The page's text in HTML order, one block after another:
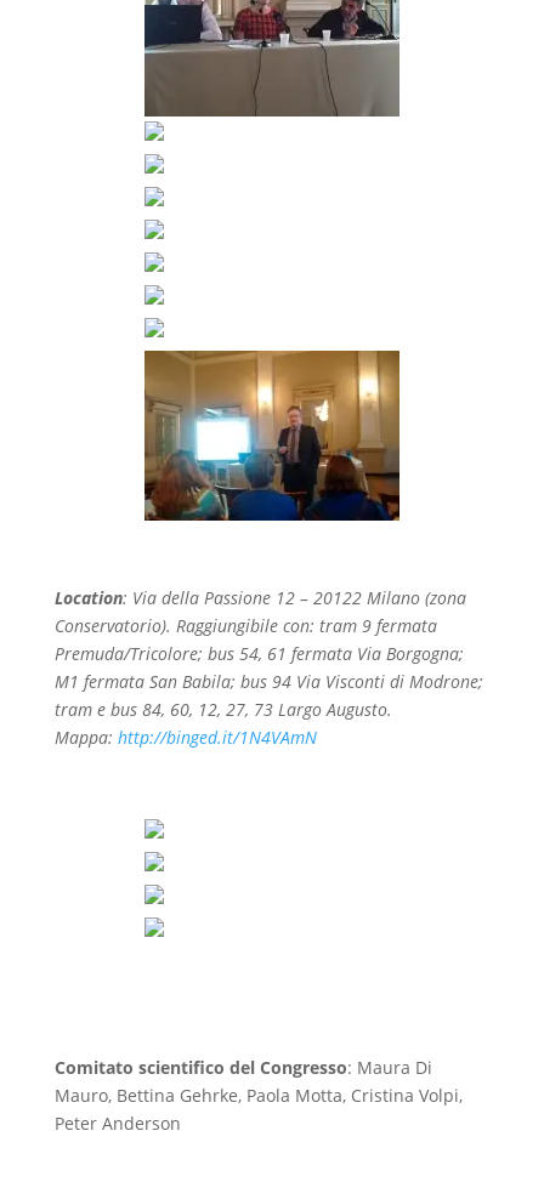
Location: Via della Passione 12 – 20122 Milano (zona
Conservatorio). Raggiungibile con: tram 9 fermata
Premuda/Tricolore; bus 54, 61 fermata Via Borgogna;
M1 fermata San Babila; bus 94 Via Visconti di Modrone;
tram e bus 84, 60, 12, 27, 73 Largo Augusto.
Mappa: http://binged.it/1N4VAmN
Comitato scientifico del Congresso: Maura Di
Mauro, Bettina Gehrke, Paola Motta, Cristina Volpi,
Peter Anderson